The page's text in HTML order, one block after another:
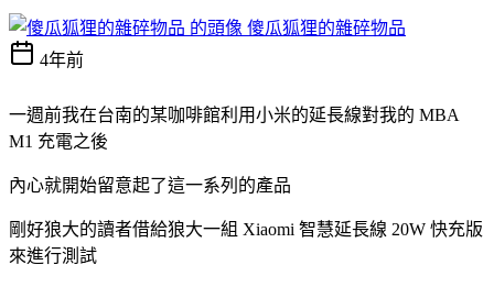
傻瓜狐狸的雜碎物品
4年前
一週前我在台南的某咖啡館利用小米的延長線對我的 MBA
M1 充電之後
內心就開始留意起了這一系列的產品
剛好狼大的讀者借給狼大一組 Xiaomi 智慧延長線 20W 快充版
來進行測試